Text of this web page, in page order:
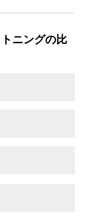
ニングの比